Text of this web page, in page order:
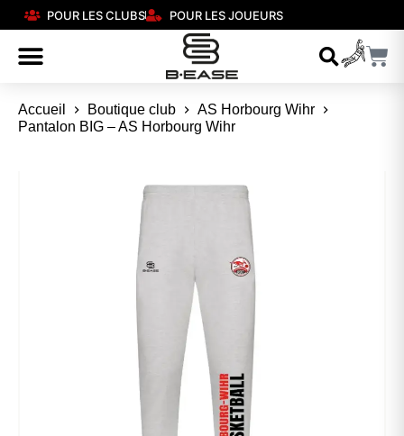
POUR LES CLUBS POUR LES JOUEURS
Accueil Boutique club
AS Horbourg Wihr
Pantalon BIG – AS Horbourg Wihr